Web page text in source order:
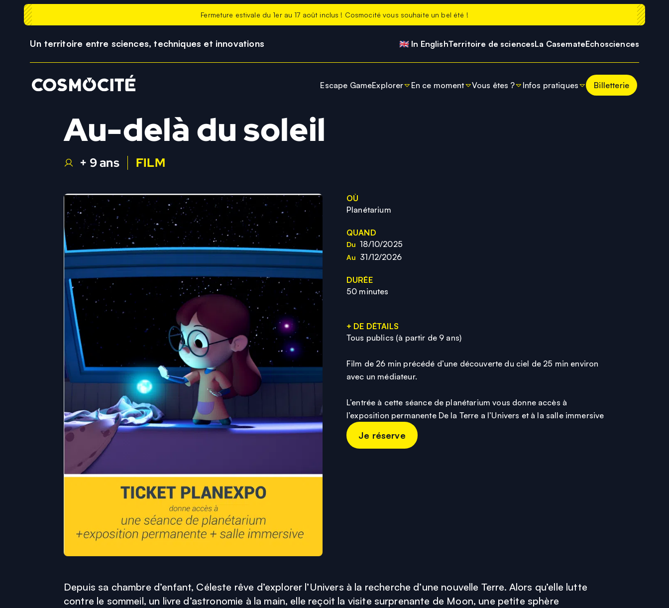
Fermeture estivale du 1er au 17 août inclus ! Cosmocité vous souhaite un bel été !
Un territoire entre sciences, techniques et innovations 🇬🇧 In EnglishTerritoire de sciencesLa CasemateEchosciences
Escape GameExplorer
En ce moment
Vous êtes ?
Infos pratiques
Billetterie
OÙ
Planétarium
QUAND
Du 18/10/2025
Au 31/12/2026
DURÉE
50 minutes
Au-delà du soleil
+ 9 ans FILM
Depuis sa chambre d’enfant, Céleste rêve d’explorer l’Univers à la recherche d’une nouvelle Terre. Alors qu’elle lutte
contre le sommeil, un livre d’astronomie à la main, elle reçoit la visite surprenante de Moon, une petite sphère
+ DE DÉTAILS
Tous publics (à partir de 9 ans)
Film de 26 min précédé d’une découverte du ciel de 25 min environ
avec un médiateur.
L’entrée à cette séance de planétarium vous donne accès à
l’exposition permanente De la Terre a l’Univers et à la salle immersive
Je réserve